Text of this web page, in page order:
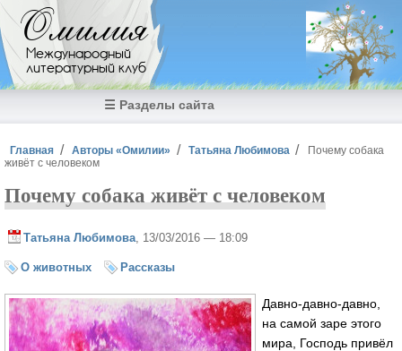
Перейти к основному содержанию
Омилия
Международный
литературный клуб
☰ Разделы сайта
Вы здесь
Главная Авторы «Омилии» Татьяна Любимова
Почему собака
живёт с человеком
Почему собака живёт с человеком
Татьяна Любимова , 13/03/2016 — 18:09
О животных Рассказы
Давно-давно-давно,
на самой заре этого
мира, Господь привёл